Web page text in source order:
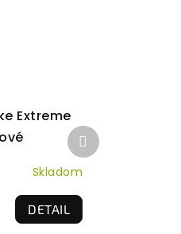
Extreme
Skladom
DETAIL
Ďalší
produkt